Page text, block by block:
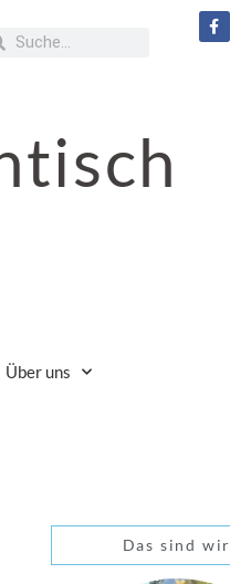
Über uns
Das sind wir